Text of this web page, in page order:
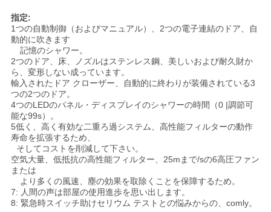
プ
ラ
イ
バ
シ
ー
ポ
リ
指定:
1つの自動制御（およびマニュアル）、2つの電子連結のドア、自
動的に吹きます
記憶のシャワー。
2つのドア、床、ノズルはステンレス鋼、美しいおよび耐久財か
ら、変形しない成っています。
輸入されたドア クローザー、自動的に終わりが装備されている3
つの2つのドア。
4つのLEDのパネル・ディスプレイのシャワーの時間（0 |調節可
能な99s）。
5低く、高く有効な二重ろ過システム、高性能フィルターの動作
寿命を拡張するため、
そしてコストを削減して下さい。
空気大量、低抵抗の高性能フィルター、25mまで/sの6高圧ファン
または
より多くの風速、塵の効果を取除くことを保障するため。
7: 人間の声は部屋の使用進歩を思い出します。
8: 緊急時スイッチ助けセリウム テストとの悩みからの、comly。